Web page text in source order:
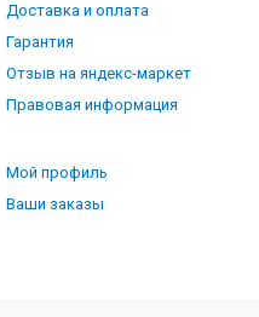
Доставка и оплата
Гарантия
Отзыв на яндекс-маркет
Правовая информация
Мой профиль
Ваши заказы